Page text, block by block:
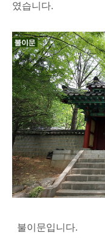
였습니다.
불이문입니다.